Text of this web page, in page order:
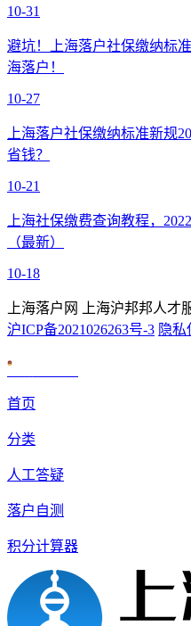
10-31
避坑！上海落户社保缴纳标
海落户！
10-27
上海落户社保缴纳标准新规
省钱？
10-21
上海社保缴费查询教程，
（最新）
10-18
上海落户网 上海沪邦邦人才
沪ICP备2021026263号-3 隐私
首页
分类
人工答疑
落户自测
积分计算器